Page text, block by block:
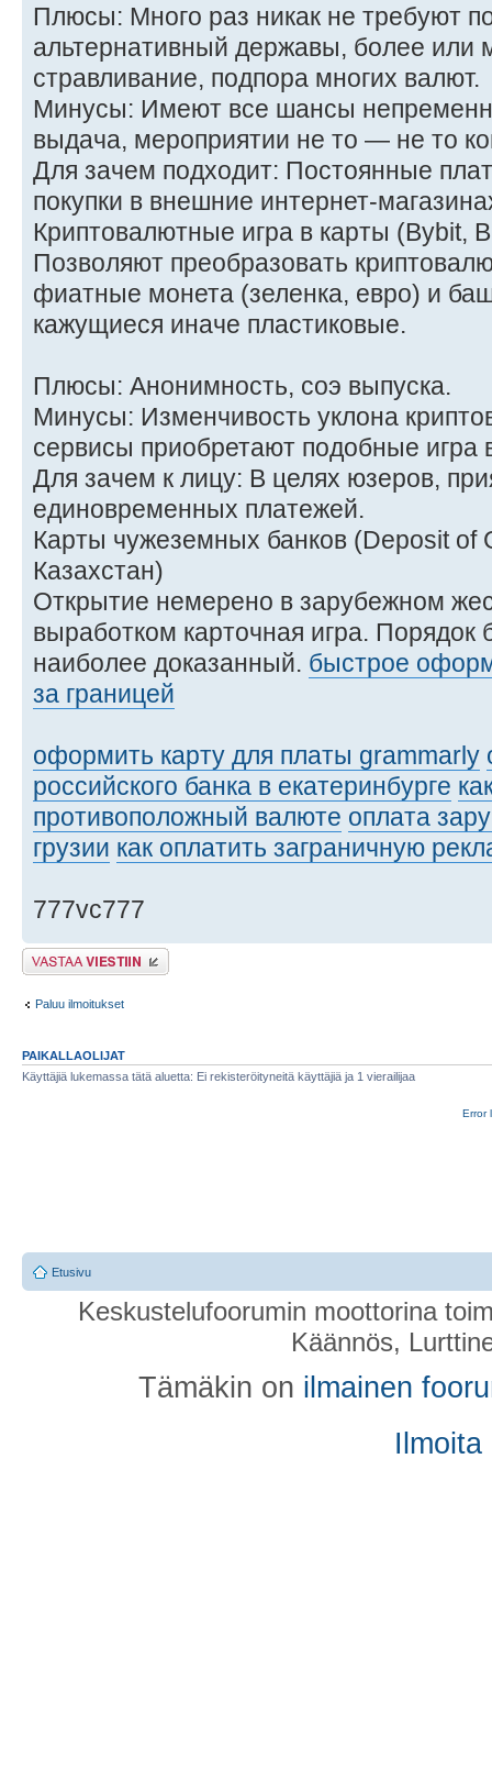
Плюсы: Много раз никак не требуют
альтернативный державы, более или
стравливание, подпора многих валют.
Минусы: Имеют все шансы
выдача, мероприятии не то — не то
Для зачем подходит: Постоянные
покупки в внешние интернет-
Криптовалютные игра в карты (Bybit,
Позволяют преобразовать
фиатные монета (зеленка, евро) и
кажущиеся иначе пластиковые.
Плюсы: Анонимность, соэ выпуска.
Минусы: Изменчивость уклона
сервисы приобретают подобные игра
Для зачем к лицу: В целях юзеров,
единовременных платежей.
Карты чужеземных банков (Deposit
Казахстан)
Открытие немерено в зарубежном
выработком карточная игра.
наиболее доказанный. быстрое
за границей
оформить карту для платы grammarly
российского банка в екатеринбурге
противоположный валюте оплата
грузии как оплатить заграничную
777vc777
Lähetä vastaus
Paluu ilmoitukset
PAIKALLAOLIJAT
Käyttäjiä lukemassa tätä aluetta: Ei rekisteröityneitä käyttäjiä ja 1 vierailijaa
Error
Etusivu
Keskustelufoorumin moottorina
Käännös,
Tämäkin on ilmainen